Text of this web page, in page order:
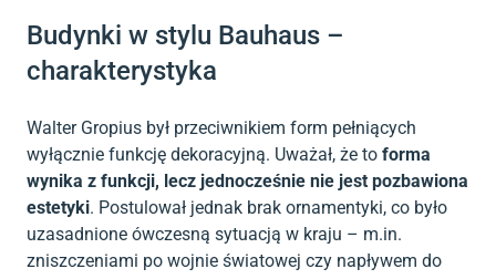
Budynki w stylu Bauhaus –
charakterystyka
Walter Gropius był przeciwnikiem form pełniących
wyłącznie funkcję dekoracyjną. Uważał, że to forma
wynika z funkcji, lecz jednocześnie nie jest pozbawiona
estetyki. Postulował jednak brak ornamentyki, co było
uzasadnione ówczesną sytuacją w kraju – m.in.
zniszczeniami po wojnie światowej czy napływem do